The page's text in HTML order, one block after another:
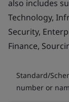
also includes
Technology,
Security,
Finance,
Standard/
number or